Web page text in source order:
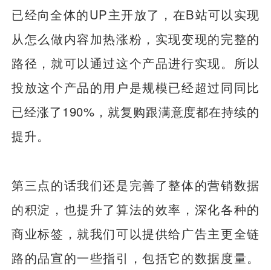
已经向全体的UP主开放了，在B站可以实现
从怎么做内容加热涨粉，实现变现的完整的
路径，就可以通过这个产品进行实现。所以
投放这个产品的用户是规模已经超过同同比
已经涨了190%，就复购跟满意度都在持续的
提升。
第三点的话我们还是完善了整体的营销数据
的积淀，也提升了算法的效率，深化各种的
商业标签，就我们可以提供给广告主更全链
路的品宣的一些指引，包括它的数据度量。